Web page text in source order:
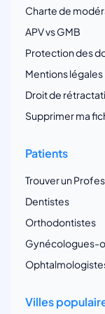
Charte de
APV vs GMB
Protection des
Mentions légales
Droit de
Supprimer ma
Patients
Trouver un
Dentistes
Orthodontistes
Gynécologues-
Villes